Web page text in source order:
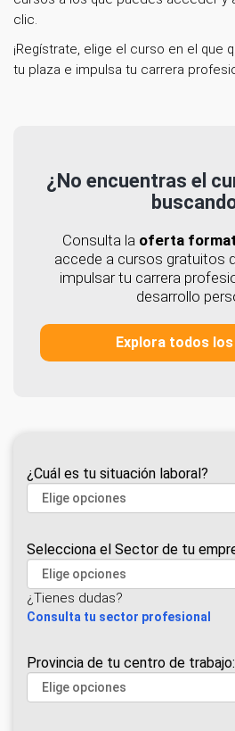
clic.
¡Regístrate, elige el curso en el que
tu plaza e impulsa tu carrera
¿No encuentras el
Consulta la oferta
accede a cursos gratuitos
impulsar tu carrera
desarrollo
Explora todos
¿Cuál es tu situación laboral?
Selecciona el Sector de tu
¿Tienes dudas?
Consulta tu sector profesional
Provincia de tu centro de trabajo: